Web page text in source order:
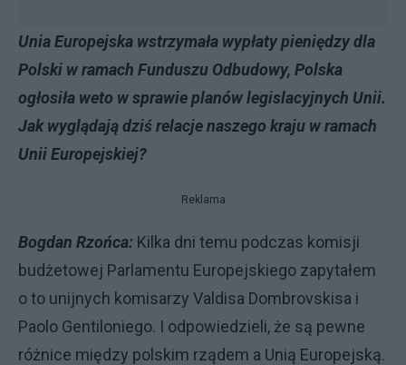
Unia Europejska wstrzymała wypłaty pieniędzy dla
Polski w ramach Funduszu Odbudowy, Polska
ogłosiła weto w sprawie planów legislacyjnych Unii.
Jak wyglądają dziś relacje naszego kraju w ramach
Unii Europejskiej?
Reklama
Bogdan Rzońca: Kilka dni temu podczas komisji
budżetowej Parlamentu Europejskiego zapytałem
o to unijnych komisarzy Valdisa Dombrovskisa i
Paolo Gentiloniego. I odpowiedzieli, że są pewne
różnice między polskim rządem a Unią Europejską.